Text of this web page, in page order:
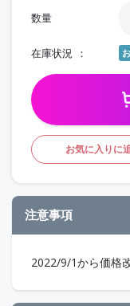
数量
在庫状況
お気に入りに
注意事項
2022/9/1から価格